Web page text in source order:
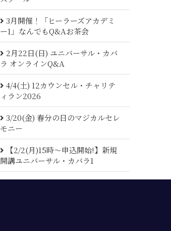
3月開催！「ヒーラーズアカデミ
ー1」なんでもQ&Aお茶会
2月22日(日) ユニバーサル・カバ
ラ オンラインQ&A
4/4(土) 12カウンセル・チャリテ
ィラン2026
3/20(金) 春分の日​のマジカルセレ
モニー
【2/2(月)15時～申込開始!】新規
開講ユニバーサル・カバラ1